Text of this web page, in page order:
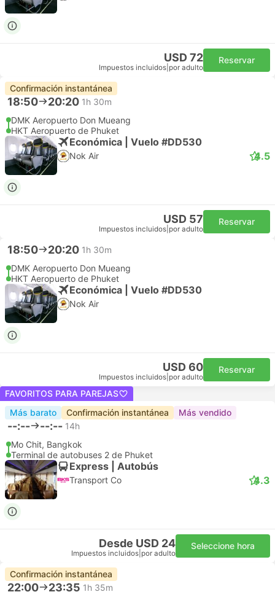
USD 72
Impuestos incluidos por adulto
Reservar
Confirmación instantánea
18:50 20:20 1h 30m
DMK Aeropuerto Don Mueang
HKT Aeropuerto de Phuket
Económica | Vuelo #DD530
Nok Air 4.5
USD 57
Impuestos incluidos por adulto
Reservar
18:50 20:20 1h 30m
DMK Aeropuerto Don Mueang
HKT Aeropuerto de Phuket
Económica | Vuelo #DD530
Nok Air
USD 60
Impuestos incluidos por adulto
Reservar
FAVORITOS PARA PAREJAS
Más barato
Confirmación instantánea Más vendido
--:-- --:-- 14h
Mo Chit, Bangkok
Terminal de autobuses 2 de Phuket
Express | Autobús
Transport Co 4.3
Desde USD 24
Impuestos incluidos por adulto
Seleccione hora
Confirmación instantánea
22:00 23:35 1h 35m